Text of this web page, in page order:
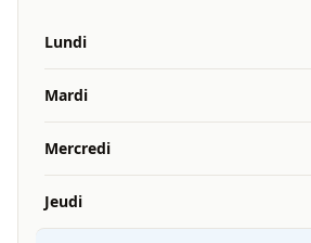
Lundi
Mardi
Mercredi
Jeudi